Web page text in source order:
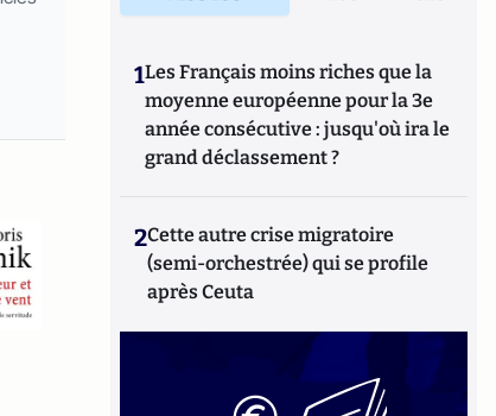
1Les Français moins riches que la
moyenne européenne pour la 3e
année consécutive : jusqu'où ira le
grand déclassement ?
2Cette autre crise migratoire
(semi-orchestrée) qui se profile
après Ceuta